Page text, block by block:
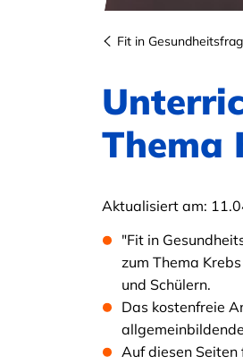
Fit in
Thema
Aktualisiert am:
"Fit in
zum Thema
und Schülern.
Das kostenfreie
Auf diesen